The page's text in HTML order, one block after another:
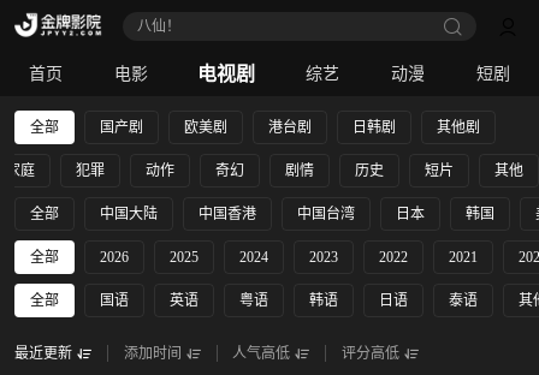
八仙！
首页 电影 电视剧 综艺 动漫 短剧
全部 国产剧 欧美剧 港台剧 日韩剧 其他剧
家庭 犯罪 动作 奇幻 剧情 历史 短片 其他
全部 中国大陆 中国香港 中国台湾 日本 韩国
全部 2026 2025 2024 2023 2022 2021
全部 国语 英语 粤语 韩语 日语 泰语 其
最近更新 添加时间 人气高低 评分高低